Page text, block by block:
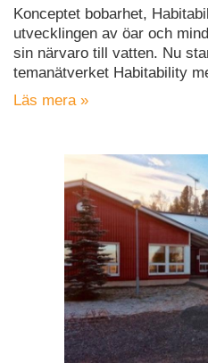
Konceptet bobarhet,
utvecklingen av öar och
sin närvaro till vatten. Nu
temanätverket Habitability
Läs mera »